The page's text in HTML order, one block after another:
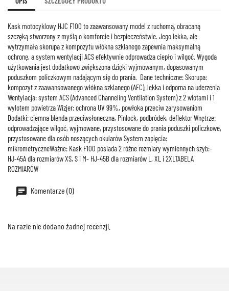
Kask motocyklowy HJC F100 to zaawansowany model z ruchomą, obracaną
szczęką stworzony z myślą o komforcie i bezpieczeństwie. Jego lekka, ale
wytrzymała skorupa z kompozytu włókna szklanego zapewnia maksymalną
ochronę, a system wentylacji ACS efektywnie odprowadza ciepło i wilgoć. Wygoda
użytkowania jest dodatkowo zwiększona dzięki wyjmowanym, dopasowanym
poduszkom policzkowym nadającym się do prania. Dane techniczne: Skorupa:
kompozyt z zaawansowanego włókna szklanego (AFC), lekka i odporna na uderzenia
Wentylacja: system ACS (Advanced Channeling Ventilation System) z 2 wlotami i 1
wylotem powietrza Wizjer: ochrona UV 99%, powłoka przeciw zarysowaniom
Dodatki: ciemna blenda przeciwsłoneczna, Pinlock, podbródek, deflektor Wnętrze:
odprowadzające wilgoć, wyjmowane, przystosowane do prania poduszki policzkowe,
przystosowane dla osób noszących okularów System zapięcia:
mikrometryczneWażne: Kask F100 posiada 2 różne rozmiary wymiennych szyb:-
HJ-45A dla rozmiarów XS, S i M- HJ-45B dla rozmiarów L, XL i 2XLTABELA
ROZMIARÓW
Komentarze (0)
Na razie nie dodano żadnej recenzji.